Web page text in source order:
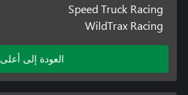
Speed Truck Racing
WildTrax Racing
العودة إلى أعلى